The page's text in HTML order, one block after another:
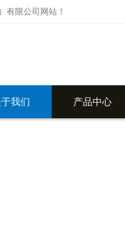
有限公司网站！
我们 产品中心